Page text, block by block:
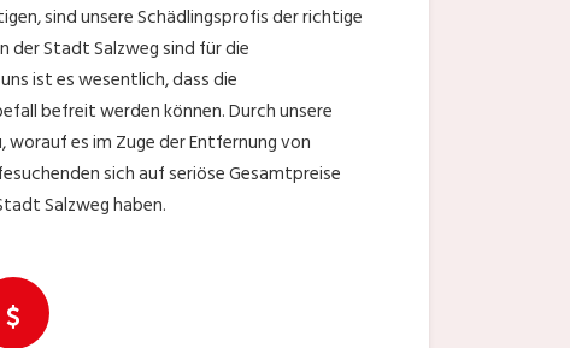
sind unsere Schädlingsprofis der richtige
der Stadt Salzweg sind für die
ist es wesentlich, dass die
befreit werden können. Durch unsere
worauf es im Zuge der Entfernung von
sich auf seriöse Gesamtpreise
Salzweg haben.